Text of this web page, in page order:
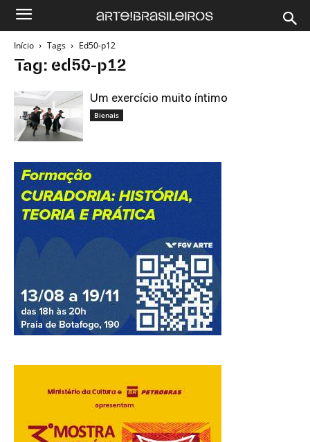
Início Tags Ed50-p12
Tag: ed50-p12
Um exercício muito íntimo
Bienais